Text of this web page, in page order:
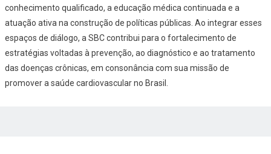
conhecimento qualificado, a educação médica continuada e a
atuação ativa na construção de políticas públicas. Ao integrar esses
espaços de diálogo, a SBC contribui para o fortalecimento de
estratégias voltadas à prevenção, ao diagnóstico e ao tratamento
das doenças crônicas, em consonância com sua missão de
promover a saúde cardiovascular no Brasil.